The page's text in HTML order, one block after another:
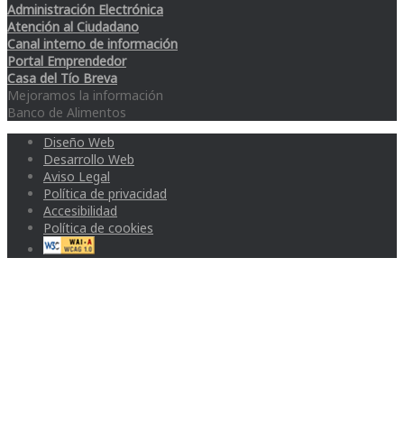
Administración Electrónica
Atención al Ciudadano
Canal interno de información
Portal Emprendedor
Casa del Tío Breva
Mejoramos la información
Banco de Alimentos
Diseño Web
Desarrollo Web
Aviso Legal
Política de privacidad
Accesibilidad
Política de cookies